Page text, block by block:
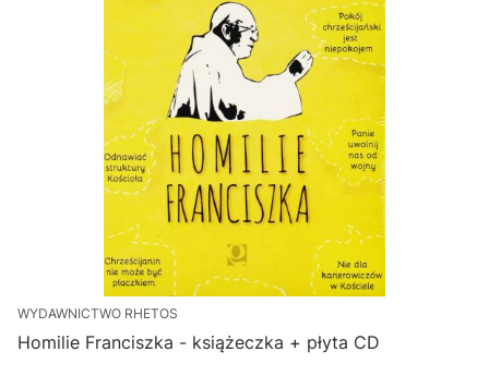
WYDAWNICTWO RHETOS
Homilie Franciszka - książeczka + płyta CD